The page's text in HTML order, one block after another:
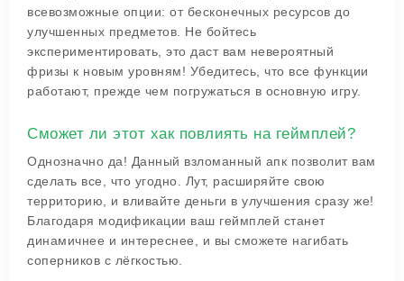
всевозможные опции: от бесконечных ресурсов до
улучшенных предметов. Не бойтесь
экспериментировать, это даст вам невероятный
фризы к новым уровням! Убедитесь, что все функции
работают, прежде чем погружаться в основную игру.
Сможет ли этот хак повлиять на геймплей?
Однозначно да! Данный взломанный апк позволит вам
сделать все, что угодно. Лут, расширяйте свою
территорию, и вливайте деньги в улучшения сразу же!
Благодаря модификации ваш геймплей станет
динамичнее и интереснее, и вы сможете нагибать
соперников с лёгкостью.